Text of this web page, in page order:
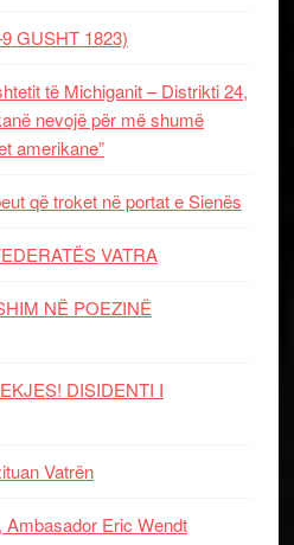
GUSHT 1823)
të Michiganit – Distrikti 24,
nevojë për më shumë
amerikane”
që troket në portat e Sienës
VATRA
NË POEZINË
DISIDENTI I
Vatrën
Ambasador Eric Wendt